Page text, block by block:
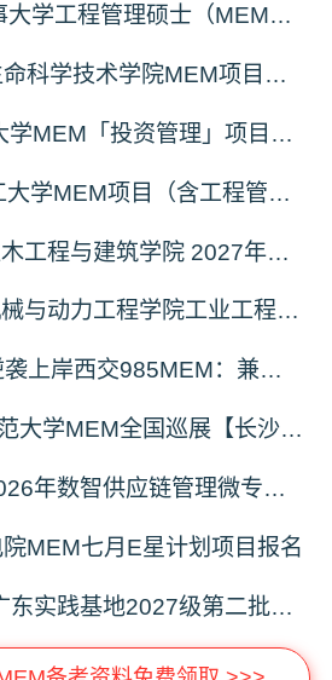
2027年上海海事大学工程管理硕士（MEM）宁波产教融合研究生培养项目
上海交通大学生命科学技术学院MEM项目全新介绍
2027中央财经大学MEM「投资管理」项目招生专题正式上线
2027年上海理工大学MEM项目（含工程管理、工业工程与管理、物流工程与管理）奖助学金政策发布
武汉理工大学土木工程与建筑学院 2027年工程管理硕士（MEM）招生简章
上海交通大学机械与动力工程学院工业工程学科硕士生招生专业及统考科目调整公告
34岁二胎妈妈逆袭上岸西交985MEM：兼顾工作带娃，零基础5个月逆风翻盘
7月25日华东师范大学MEM全国巡展【长沙站】开启，欢迎报考！
北方民族大学2026年数智供应链管理微专业招生简章
院MEM七月E星计划项目报名
吉林大学MEM广东实践基地2027级第二批次预审面试启动